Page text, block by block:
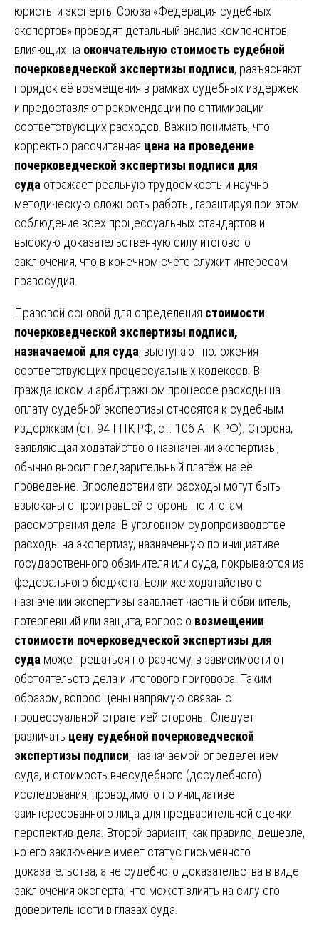
юристы и эксперты Союза «Федерация судебных
экспертов» проводят детальный анализ компонентов,
влияющих на окончательную стоимость судебной
почерковедческой экспертизы подписи, разъясняют
порядок её возмещения в рамках судебных издержек
и предоставляют рекомендации по оптимизации
соответствующих расходов. Важно понимать, что
корректно рассчитанная цена на проведение
почерковедческой экспертизы подписи для
суда отражает реальную трудоёмкость и научно-
методическую сложность работы, гарантируя при этом
соблюдение всех процессуальных стандартов и
высокую доказательственную силу итогового
заключения, что в конечном счёте служит интересам
правосудия.
Правовой основой для определения стоимости
почерковедческой экспертизы подписи,
назначаемой для суда, выступают положения
соответствующих процессуальных кодексов. В
гражданском и арбитражном процессе расходы на
оплату судебной экспертизы относятся к судебным
издержкам (ст. 94 ГПК РФ, ст. 106 АПК РФ). Сторона,
заявляющая ходатайство о назначении экспертизы,
обычно вносит предварительный платёж на её
проведение. Впоследствии эти расходы могут быть
взысканы с проигравшей стороны по итогам
рассмотрения дела. В уголовном судопроизводстве
расходы на экспертизу, назначенную по инициативе
государственного обвинителя или суда, покрываются из
федерального бюджета. Если же ходатайство о
назначении экспертизы заявляет частный обвинитель,
потерпевший или защита, вопрос о возмещении
стоимости почерковедческой экспертизы для
суда может решаться по-разному, в зависимости от
обстоятельств дела и итогового приговора. Таким
образом, вопрос цены напрямую связан с
процессуальной стратегией стороны. Следует
различать цену судебной почерковедческой
экспертизы подписи, назначаемой определением
суда, и стоимость внесудебного (досудебного)
исследования, проводимого по инициативе
заинтересованного лица для предварительной оценки
перспектив дела. Второй вариант, как правило, дешевле,
но его заключение имеет статус письменного
доказательства, а не судебного доказательства в виде
заключения эксперта, что может влиять на силу его
доверительности в глазах суда.